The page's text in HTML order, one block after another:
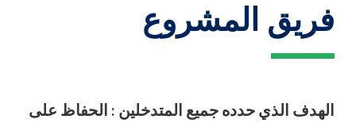
فريق المشروع
الهدف الذي حدده جميع المتدخلين : الحفاظ على